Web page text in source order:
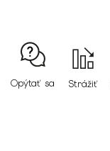
Opýtať sa Strážiť